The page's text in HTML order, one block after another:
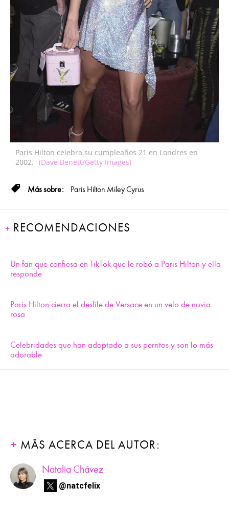
Paris Hilton celebra su cumpleaños 21 en Londres en
2002. (Dave Benett/Getty Images)
Paris Hilton Miley Cyrus
RECOMENDACIONES
Un fan que confiesa en TikTok que le robó a Paris Hilton y ella
responde
Paris Hilton cierra el desfile de Versace en un velo de novia
rosa
Celebridades que han adoptado a sus perritos y son lo más
adorable
MÁS ACERCA DEL AUTOR:
Natalia Chávez
@natcfelix